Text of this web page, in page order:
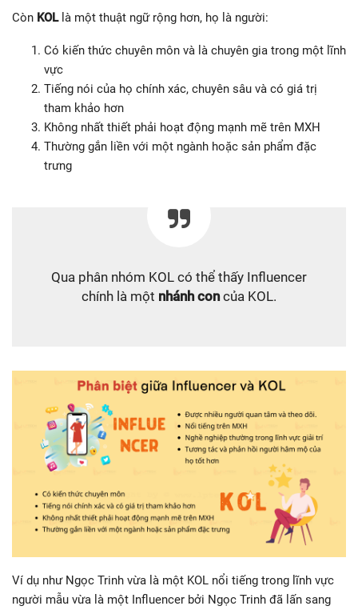
Còn KOLlà một thuật ngữ rộng hơn, họ là người:
Có kiến thức chuyên môn và là chuyên gia trong một lĩnh
vực
Tiếng nói của họ chính xác, chuyên sâu và có giá trị
tham khảo hơn
Không nhất thiết phải hoạt động mạnh mẽ trên MXH
Thường gắn liền với một ngành hoặc sản phẩm đặc
trưng
Qua phân nhóm KOL có thể thấy Influencer
chính là một nhánh concủa KOL.
Ví dụ như Ngọc Trinh vừa là một KOL nổi tiếng trong lĩnh vực
người mẫu vừa là một Influencer bởi Ngọc Trinh đã lấn sang